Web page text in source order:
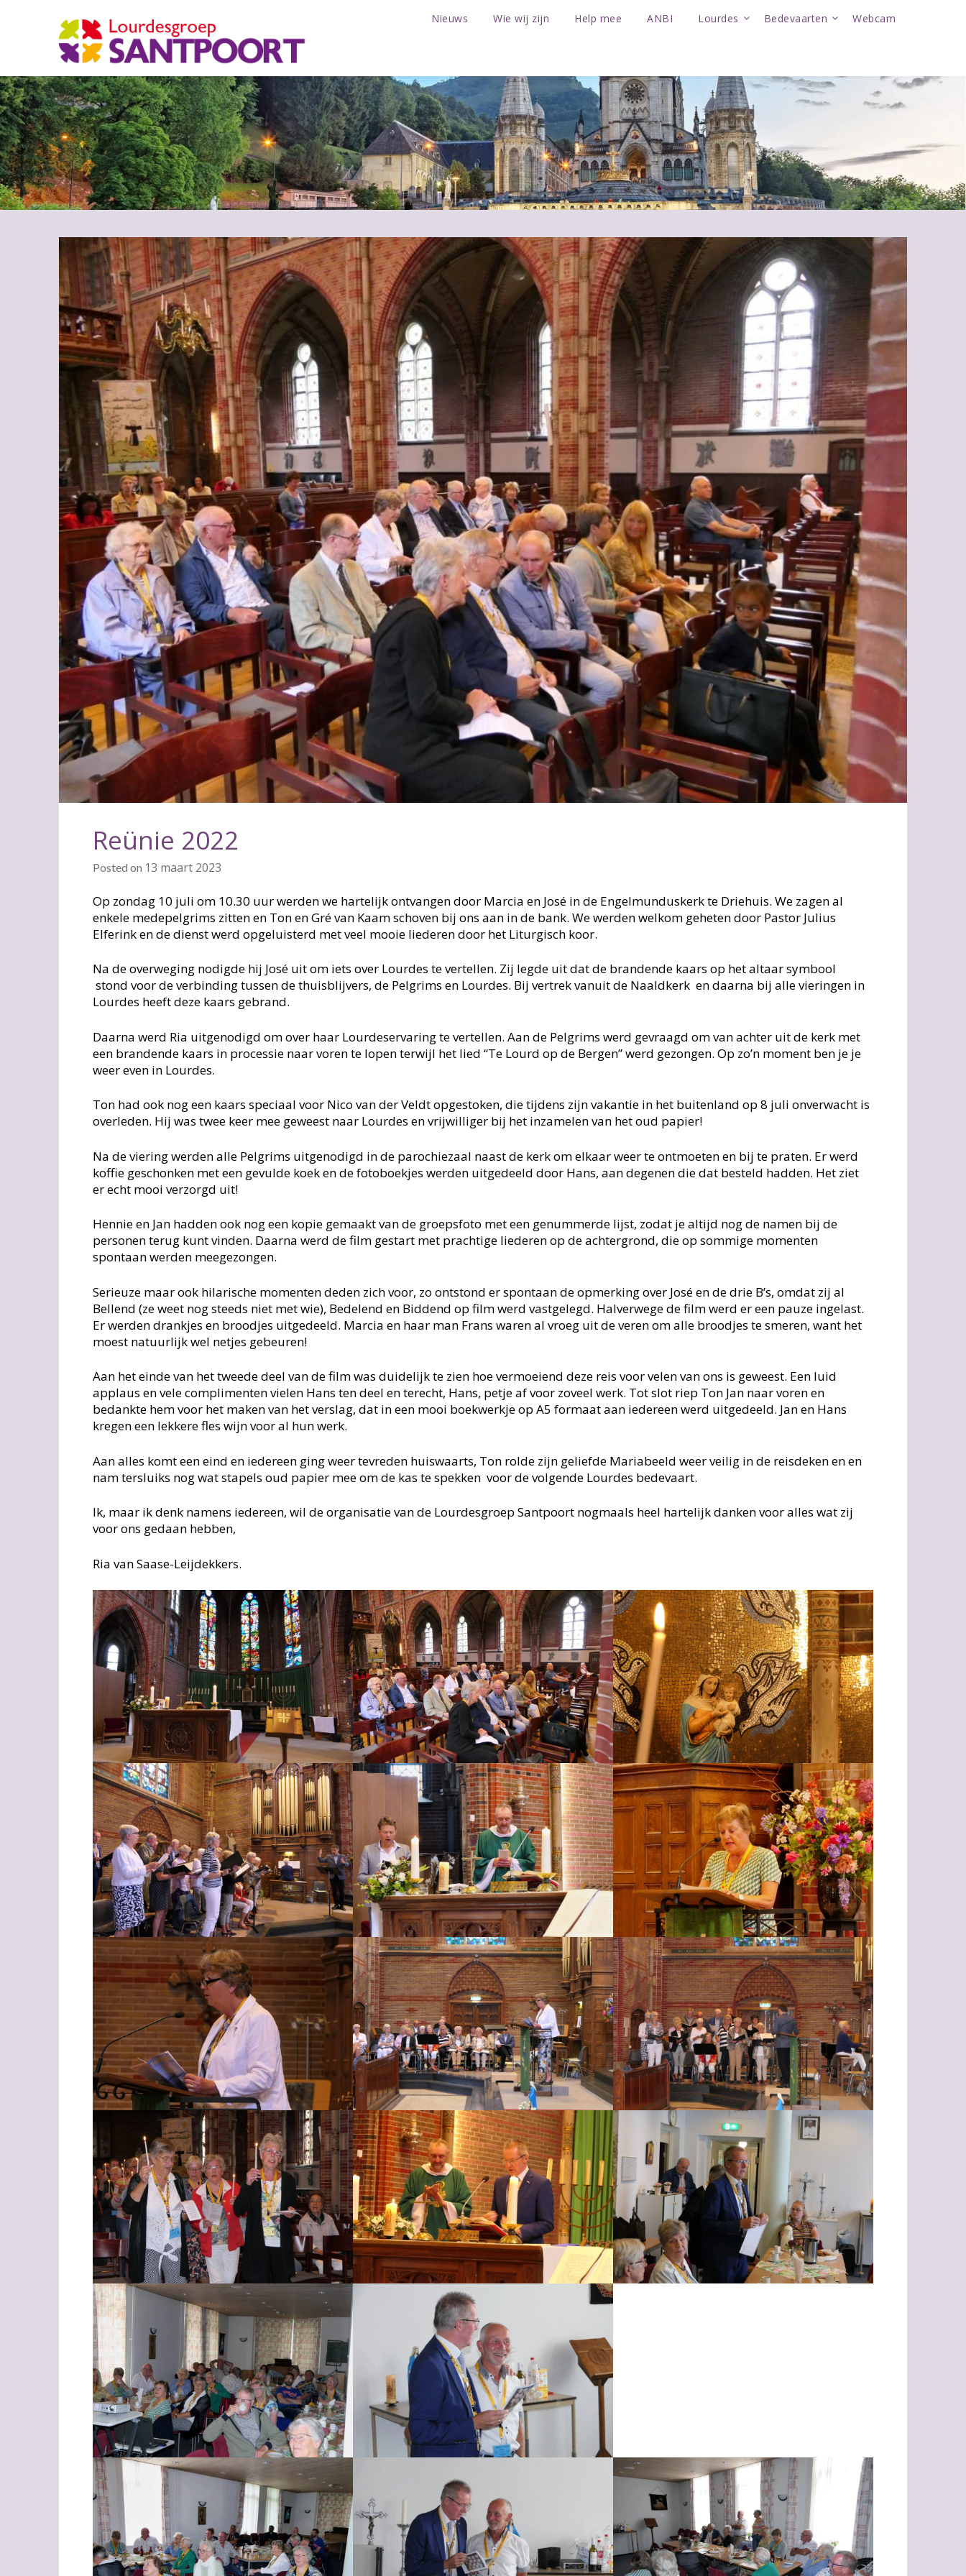
Nieuws Wie wij zijn Help mee ANBI Lourdes Bedevaarten Webcam
Reünie 2022
Posted on 13 maart 2023
Op zondag 10 juli om 10.30 uur werden we hartelijk ontvangen door Marcia en José in de Engelmunduskerk te Driehuis. We zagen al
enkele medepelgrims zitten en Ton en Gré van Kaam schoven bij ons aan in de bank. We werden welkom geheten door Pastor Julius
Elferink en de dienst werd opgeluisterd met veel mooie liederen door het Liturgisch koor.
Na de overweging nodigde hij José uit om iets over Lourdes te vertellen. Zij legde uit dat de brandende kaars op het altaar symbool
stond voor de verbinding tussen de thuisblijvers, de Pelgrims en Lourdes. Bij vertrek vanuit de Naaldkerk en daarna bij alle vieringen in
Lourdes heeft deze kaars gebrand.
Daarna werd Ria uitgenodigd om over haar Lourdeservaring te vertellen. Aan de Pelgrims werd gevraagd om van achter uit de kerk met
een brandende kaars in processie naar voren te lopen terwijl het lied “Te Lourd op de Bergen” werd gezongen. Op zo’n moment ben je je
weer even in Lourdes.
Ton had ook nog een kaars speciaal voor Nico van der Veldt opgestoken, die tijdens zijn vakantie in het buitenland op 8 juli onverwacht is
overleden. Hij was twee keer mee geweest naar Lourdes en vrijwilliger bij het inzamelen van het oud papier!
Na de viering werden alle Pelgrims uitgenodigd in de parochiezaal naast de kerk om elkaar weer te ontmoeten en bij te praten. Er werd
koffie geschonken met een gevulde koek en de fotoboekjes werden uitgedeeld door Hans, aan degenen die dat besteld hadden. Het ziet
er echt mooi verzorgd uit!
Hennie en Jan hadden ook nog een kopie gemaakt van de groepsfoto met een genummerde lijst, zodat je altijd nog de namen bij de
personen terug kunt vinden. Daarna werd de film gestart met prachtige liederen op de achtergrond, die op sommige momenten
spontaan werden meegezongen.
Serieuze maar ook hilarische momenten deden zich voor, zo ontstond er spontaan de opmerking over José en de drie B’s, omdat zij al
Bellend (ze weet nog steeds niet met wie), Bedelend en Biddend op film werd vastgelegd. Halverwege de film werd er een pauze ingelast.
Er werden drankjes en broodjes uitgedeeld. Marcia en haar man Frans waren al vroeg uit de veren om alle broodjes te smeren, want het
moest natuurlijk wel netjes gebeuren!
Aan het einde van het tweede deel van de film was duidelijk te zien hoe vermoeiend deze reis voor velen van ons is geweest. Een luid
applaus en vele complimenten vielen Hans ten deel en terecht, Hans, petje af voor zoveel werk. Tot slot riep Ton Jan naar voren en
bedankte hem voor het maken van het verslag, dat in een mooi boekwerkje op A5 formaat aan iedereen werd uitgedeeld. Jan en Hans
kregen een lekkere fles wijn voor al hun werk.
Aan alles komt een eind en iedereen ging weer tevreden huiswaarts, Ton rolde zijn geliefde Mariabeeld weer veilig in de reisdeken en en
nam tersluiks nog wat stapels oud papier mee om de kas te spekken voor de volgende Lourdes bedevaart.
Ik, maar ik denk namens iedereen, wil de organisatie van de Lourdesgroep Santpoort nogmaals heel hartelijk danken voor alles wat zij
voor ons gedaan hebben,
Ria van Saase-Leijdekkers.